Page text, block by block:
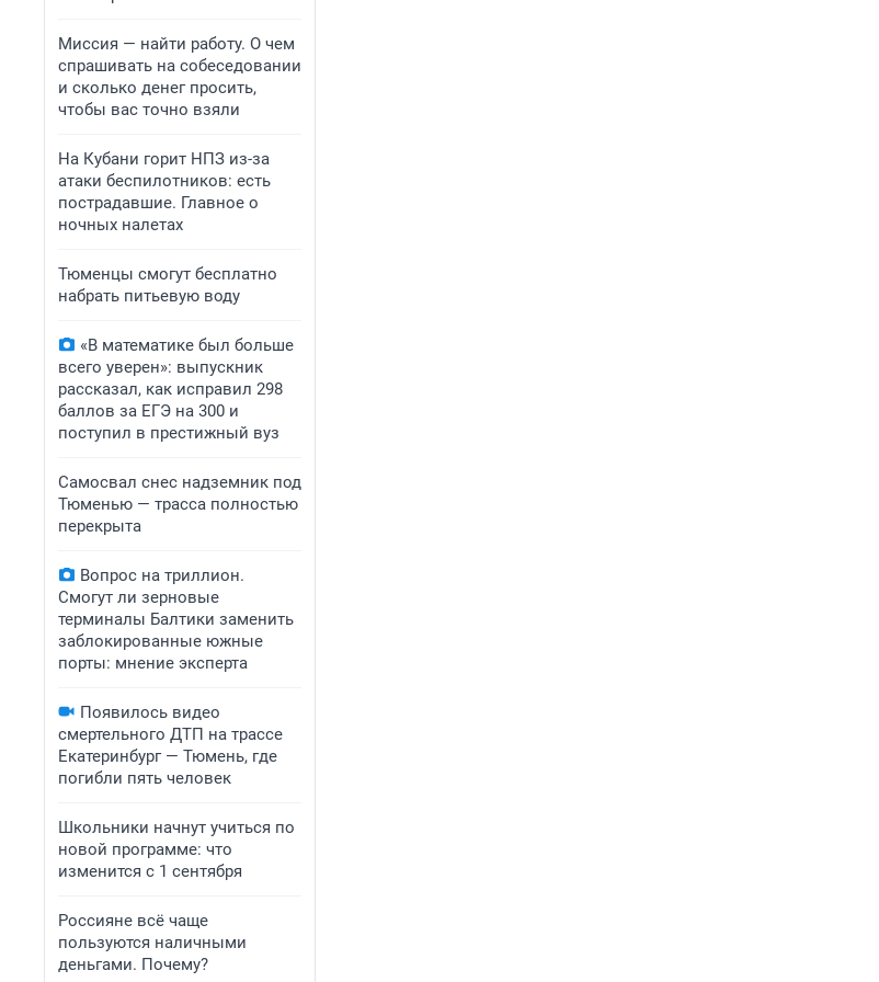
Миссия — найти работу. О чем
спрашивать на собеседовании
и сколько денег просить,
чтобы вас точно взяли
На Кубани горит НПЗ из-за
атаки беспилотников: есть
пострадавшие. Главное о
ночных налетах
Тюменцы смогут бесплатно
набрать питьевую воду
«В математике был больше
всего уверен»: выпускник
рассказал, как исправил 298
баллов за ЕГЭ на 300 и
поступил в престижный вуз
Самосвал снес надземник под
Тюменью — трасса полностью
перекрыта
Вопрос на триллион.
Смогут ли зерновые
терминалы Балтики заменить
заблокированные южные
порты: мнение эксперта
Появилось видео
смертельного ДТП на трассе
Екатеринбург — Тюмень, где
погибли пять человек
Школьники начнут учиться по
новой программе: что
изменится с 1 сентября
Россияне всё чаще
пользуются наличными
деньгами. Почему?